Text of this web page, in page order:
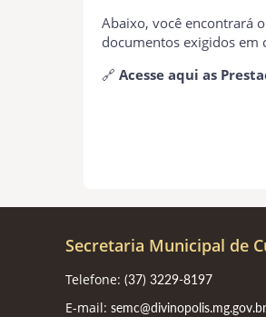
Abaixo, você encontrará o
documentos exigidos em
🔗 Acesse aqui as
Secretaria Municipal de
Telefone: (37) 3229-8197
E-mail: semc@divinopolis.mg.gov.br